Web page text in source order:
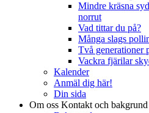
Mindre kräsna
norrut
Vad tittar du på?
Många slags
Två generationer
Vackra fjärilar
Kalender
Anmäl dig här!
Din sida
Om oss Kontakt och bakgrund